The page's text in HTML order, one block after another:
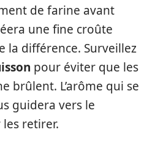
de farine avant
une fine croûte
la différence. Surveillez
pour éviter que les
brûlent. L’arôme qui se
guidera vers le
retirer.